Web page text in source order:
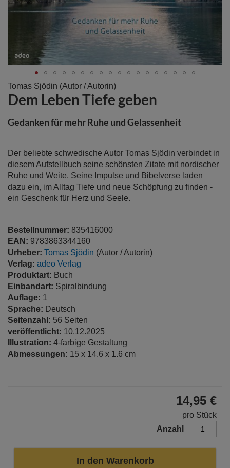
Tomas Sjödin (Autor / Autorin)
Dem Leben Tiefe geben
Gedanken für mehr Ruhe und Gelassenheit
Der beliebte schwedische Autor Tomas Sjödin verbindet in
diesem Aufstellbuch seine schönsten Zitate mit nordischer
Ruhe und Weite. Seine Impulse und Bibelverse laden
dazu ein, im Alltag Tiefe und neue Schöpfung zu finden -
ein Geschenk für Herz und Seele.
Bestellnummer: 835416000
EAN: 9783863344160
Urheber: Tomas Sjödin (Autor / Autorin)
Verlag: adeo Verlag
Produktart: Buch
Einbandart: Spiralbindung
Auflage: 1
Sprache: Deutsch
Seitenzahl: 56 Seiten
veröffentlicht: 10.12.2025
Illustration: 4-farbige Gestaltung
Abmessungen: 15 x 14.6 x 1.6 cm
Zum
Anfang
der
Bildergalerie
14,95 €
pro Stück
Anzahl
In den Warenkorb